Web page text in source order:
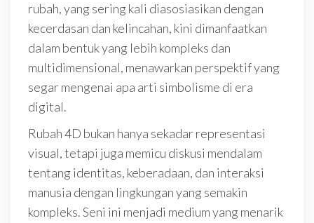
rubah, yang sering kali diasosiasikan dengan
kecerdasan dan kelincahan, kini dimanfaatkan
dalam bentuk yang lebih kompleks dan
multidimensional, menawarkan perspektif yang
segar mengenai apa arti simbolisme di era
digital.
Rubah 4D bukan hanya sekadar representasi
visual, tetapi juga memicu diskusi mendalam
tentang identitas, keberadaan, dan interaksi
manusia dengan lingkungan yang semakin
kompleks. Seni ini menjadi medium yang menarik